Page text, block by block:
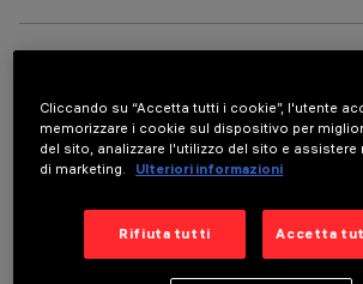
DATI TECNICI
Cliccando su “Accetta tutti i cookie”, l'utente
memorizzare i cookie sul dispositivo per
del sito, analizzare l'utilizzo del sito e assistere
di marketing.
Ulteriori informazioni
Rifiuta tutti Accetta